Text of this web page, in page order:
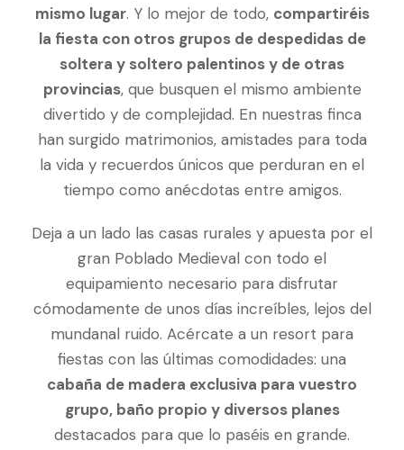
mismo lugar. Y lo mejor de todo, compartiréis
la fiesta con otros grupos de despedidas de
soltera y soltero palentinos y de otras
provincias, que busquen el mismo ambiente
divertido y de complejidad. En nuestras finca
han surgido matrimonios, amistades para toda
la vida y recuerdos únicos que perduran en el
tiempo como anécdotas entre amigos.
Deja a un lado las casas rurales y apuesta por el
gran Poblado Medieval con todo el
equipamiento necesario para disfrutar
cómodamente de unos días increíbles, lejos del
mundanal ruido. Acércate a un resort para
fiestas con las últimas comodidades: una
cabaña de madera exclusiva para vuestro
grupo, baño propio y diversos planes
destacados para que lo paséis en grande.